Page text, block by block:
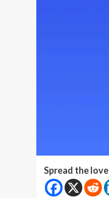
Spread the love